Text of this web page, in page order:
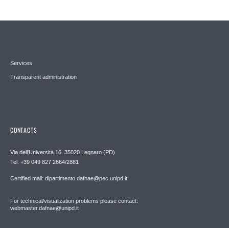
Services
Transparent administration
CONTACTS
Via dell'Università 16, 35020 Legnaro (PD)
Tel. +39 049 827 2664/2881
Certified mail: dipartimento.dafnae@pec.unipd.it
For technical/visualization problems please contact:
webmaster.dafnae@unipd.it